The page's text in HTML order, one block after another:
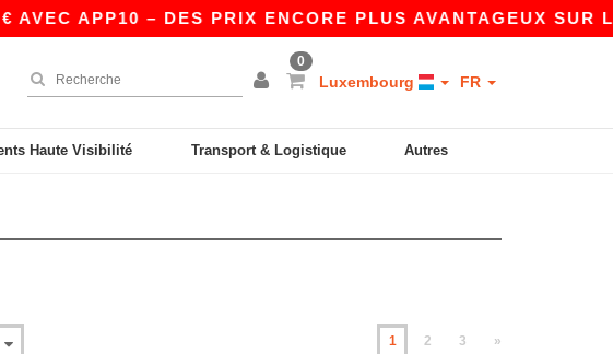
– DES PRIX ENCORE PLUS AVANTAGEUX SUR L’APP ! |
0
Luxembourg FR
Haute Visibilité Transport & Logistique Autres
1 2 3 »